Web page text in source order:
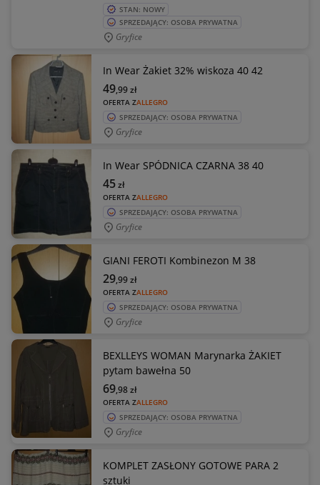
STAN: NOWY
SPRZEDAJĄCY: OSOBA PRYWATNA
Gryfice
In Wear Żakiet 32% wiskoza 40 42
OFERTA ZALLEGRO
49,99zł
SPRZEDAJĄCY: OSOBA PRYWATNA
Gryfice
In Wear SPÓDNICA CZARNA 38 40
OFERTA ZALLEGRO
45zł
SPRZEDAJĄCY: OSOBA PRYWATNA
Gryfice
GIANI FEROTI Kombinezon M 38
OFERTA ZALLEGRO
29,99zł
SPRZEDAJĄCY: OSOBA PRYWATNA
Gryfice
BEXLLEYS WOMAN Marynarka ŻAKIET
pytam bawełna 50
OFERTA ZALLEGRO
69,98zł
SPRZEDAJĄCY: OSOBA PRYWATNA
Gryfice
KOMPLET ZASŁONY GOTOWE PARA 2
sztuki